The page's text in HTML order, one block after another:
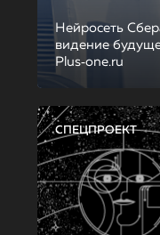
Нейросеть
видение
Plus‑one.ru
СПЕЦПРОЕКТ